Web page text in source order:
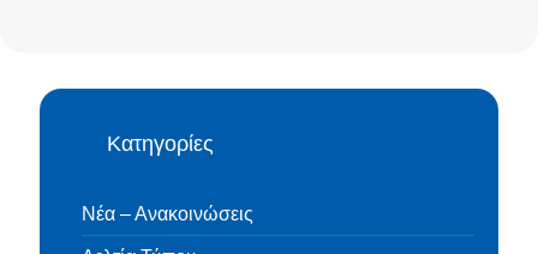
Κατηγορίες
Νέα – Ανακοινώσεις